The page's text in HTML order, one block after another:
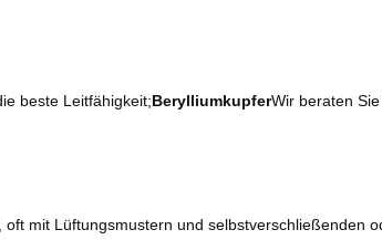
beste Leitfähigkeit;BerylliumkupferWir beraten
mit Lüftungsmustern und selbstverschließenden